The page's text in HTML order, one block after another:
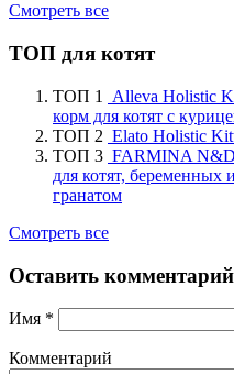
Смотреть все
ТОП для котят
ТОП 1
Alleva Holistic
корм для котят с
ТОП 2 Elato Holistic
ТОП 3 FARMINA N&D
для котят,
гранатом
Смотреть все
Оставить комментарий
Имя *
Комментарий